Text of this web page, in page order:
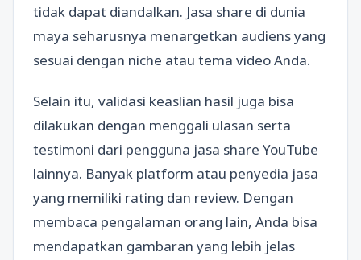
tidak dapat diandalkan. Jasa share di dunia
maya seharusnya menargetkan audiens yang
sesuai dengan niche atau tema video Anda.
Selain itu, validasi keaslian hasil juga bisa
dilakukan dengan menggali ulasan serta
testimoni dari pengguna jasa share YouTube
lainnya. Banyak platform atau penyedia jasa
yang memiliki rating dan review. Dengan
membaca pengalaman orang lain, Anda bisa
mendapatkan gambaran yang lebih jelas